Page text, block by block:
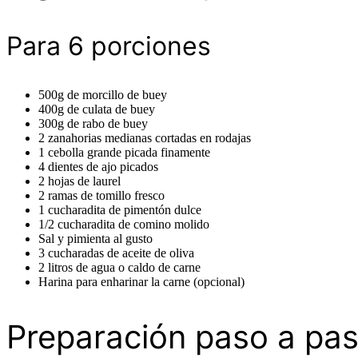
Para 6 porciones
500g de morcillo de buey
400g de culata de buey
300g de rabo de buey
2 zanahorias medianas cortadas en rodajas
1 cebolla grande picada finamente
4 dientes de ajo picados
2 hojas de laurel
2 ramas de tomillo fresco
1 cucharadita de pimentón dulce
1/2 cucharadita de comino molido
Sal y pimienta al gusto
3 cucharadas de aceite de oliva
2 litros de agua o caldo de carne
Harina para enharinar la carne (opcional)
Preparación paso a